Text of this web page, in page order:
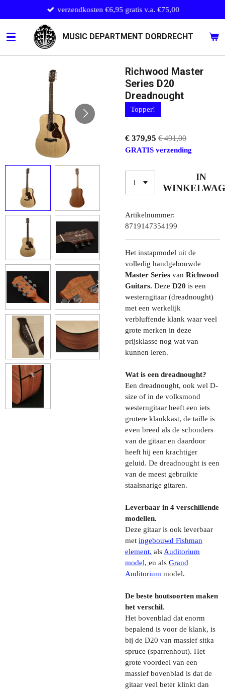
direct
naar
de
hoofdinhoud
MUSIC DEPARTMENT DORDRECHT
verzendkosten €6,95 gratis v.a. €75,00
Richwood Master
Series D20
Dreadnought
Topper!
€ 379,95 € 491,00
GRATIS verzending
IN
Artikelnummer:
8719147354199
Het instapmodel uit de
volledig handgebouwde
Master Series van Richwood
Guitars. Deze D20 is een
westerngitaar (dreadnought)
met een werkelijk
verbluffende klank waar veel
grote merken in deze
prijsklasse nog wat van
kunnen leren.
Wat is een dreadnought?
Een dreadnought, ook wel D-
size of in de volksmond
westerngitaar heeft een iets
grotere klankkast, de taille is
even breed als de schouders
van de gitaar en daardoor
heeft hij een krachtiger
geluid. De dreadnought is een
van de meest gebruikte
staalsnarige gitaren.
Leverbaar in 4 verschillende
modellen.
Deze gitaar is ook leverbaar
met ingebouwd Fishman
element. als Auditorium
model, en als Grand
Auditorium model.
De beste houtsoorten maken
het verschil.
Het bovenblad dat enorm
bepalend is voor de klank, is
bij de D20 van massief sitka
spruce (sparrenhout). Het
grote voordeel van een
massief bovenblad is dat de
gitaar veel beter klinkt dan